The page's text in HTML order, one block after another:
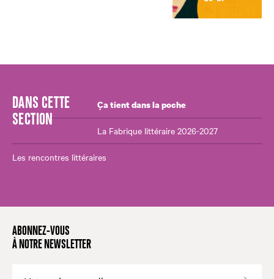
DANS CETTE
SECTION
Ça tient dans la poche
La Fabrique littéraire 2026-2027
Les rencontres littéraires
ABONNEZ-VOUS
À NOTRE NEWSLETTER